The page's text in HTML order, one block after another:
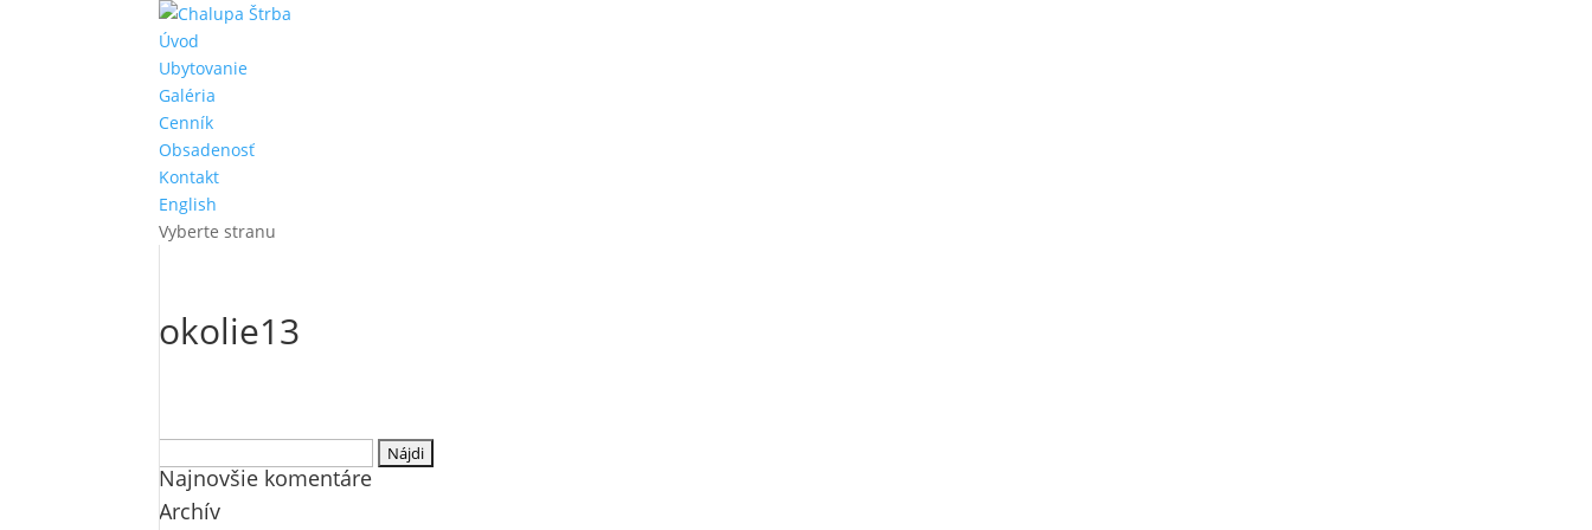
Úvod
Ubytovanie
Galéria
Cenník
Obsadenosť
Kontakt
English
Vyberte stranu
okolie13
Najnovšie komentáre
Archív